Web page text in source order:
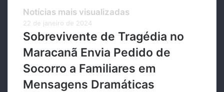
Notícias mais visualizadas
22 de janeiro de 2024
Sobrevivente de Tragédia no
Maracanã Envia Pedido de
Socorro a Familiares em
Mensagens Dramáticas